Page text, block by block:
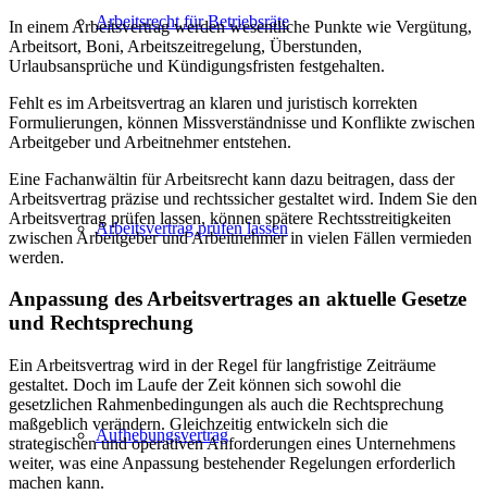
Arbeitsrecht für Betriebsräte
Arbeitsvertrag prüfen lassen
Aufhebungsvertrag
In einem Arbeitsvertrag werden wesentliche Punkte wie Vergütung,
Arbeitsort, Boni, Arbeitszeitregelung, Überstunden,
Urlaubsansprüche und Kündigungsfristen festgehalten.
Fehlt es im Arbeitsvertrag an klaren und juristisch korrekten
Formulierungen, können Missverständnisse und Konflikte zwischen
Arbeitgeber und Arbeitnehmer entstehen.
Eine Fachanwältin für Arbeitsrecht kann dazu beitragen, dass der
Arbeitsvertrag präzise und rechtssicher gestaltet wird. Indem Sie den
Arbeitsvertrag prüfen lassen, können spätere Rechtsstreitigkeiten
zwischen Arbeitgeber und Arbeitnehmer in vielen Fällen vermieden
werden.
Anpassung des Arbeitsvertrages an aktuelle Gesetze
und Rechtsprechung
Ein Arbeitsvertrag wird in der Regel für langfristige Zeiträume
gestaltet. Doch im Laufe der Zeit können sich sowohl die
gesetzlichen Rahmenbedingungen als auch die Rechtsprechung
maßgeblich verändern. Gleichzeitig entwickeln sich die
strategischen und operativen Anforderungen eines Unternehmens
weiter, was eine Anpassung bestehender Regelungen erforderlich
machen kann.